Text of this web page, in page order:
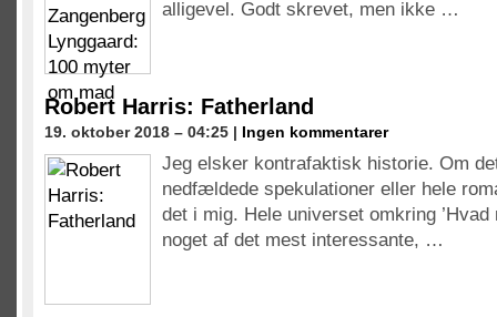
alligevel. Godt skrevet, men ikke …
Robert Harris: Fatherland
19. oktober 2018 – 04:25 | Ingen kommentarer
Jeg elsker kontrafaktisk historie. Om
nedfældede spekulationer eller hele
det i mig. Hele universet omkring
noget af det mest interessante, …